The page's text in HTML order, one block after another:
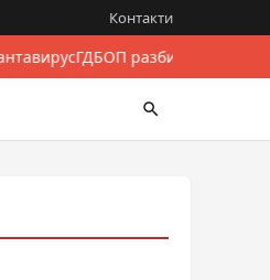
Контакти
ГДБОП разби